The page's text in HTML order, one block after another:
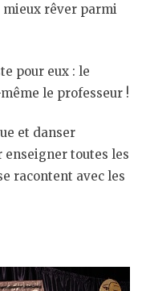
mieux rêver parmi
pour eux : le
le professeur !
et danser
toutes les
racontent avec les